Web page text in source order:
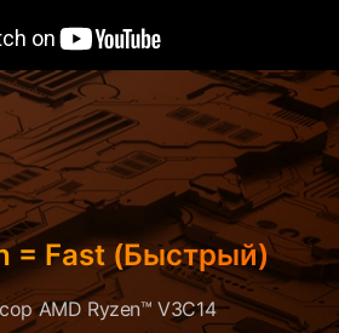
= Fast (Быстрый)
AMD Ryzen™ V3C14